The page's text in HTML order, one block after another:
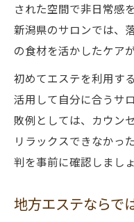
された空間で非日常感
新潟県のサロンでは、
の食材を活かしたケア
初めてエステを利用す
活用して自分に合うサ
敗例としては、カウン
リラックスできなかっ
判を事前に確認しましょ
地方エステならで